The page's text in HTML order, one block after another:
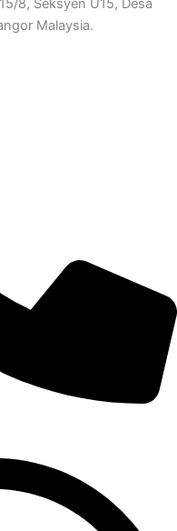
8, Seksyen U15, Desa
Malaysia.